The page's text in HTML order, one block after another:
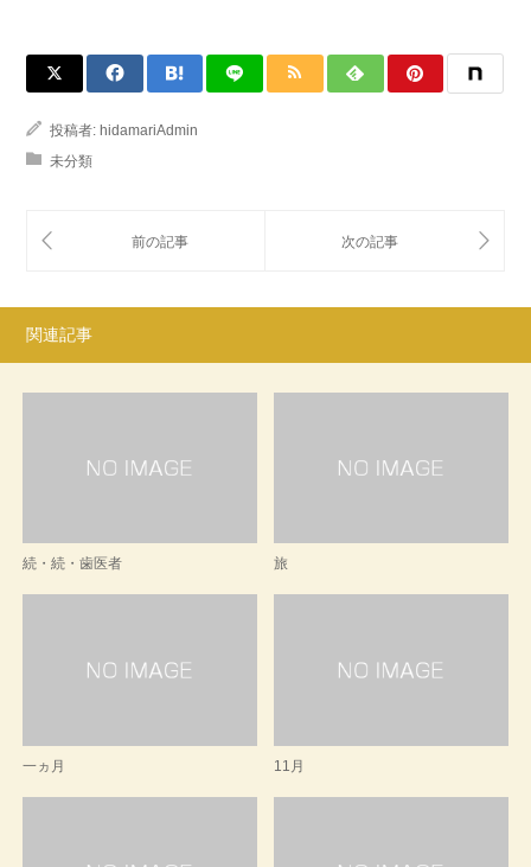
投稿者: hidamariAdmin
未分類
関連記事
続・続・歯医者 旅
一ヵ月 11月